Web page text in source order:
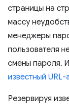
страницы на
массу
менеджеры
пользователя
смены пароля.
известный
Резервируя